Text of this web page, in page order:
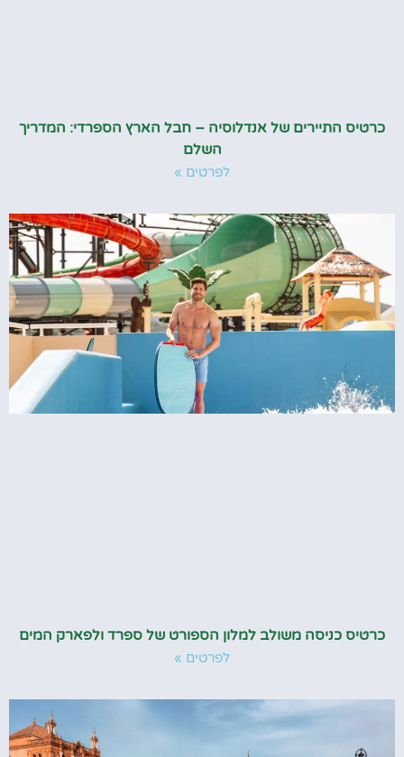
כרטיס התיירים של אנדלוסיה – חבל הארץ הספרדי: המדריך
השלם
לפרטים »
כרטיס כניסה משולב למלון הספורט של ספרד ולפארק המים
לפרטים »